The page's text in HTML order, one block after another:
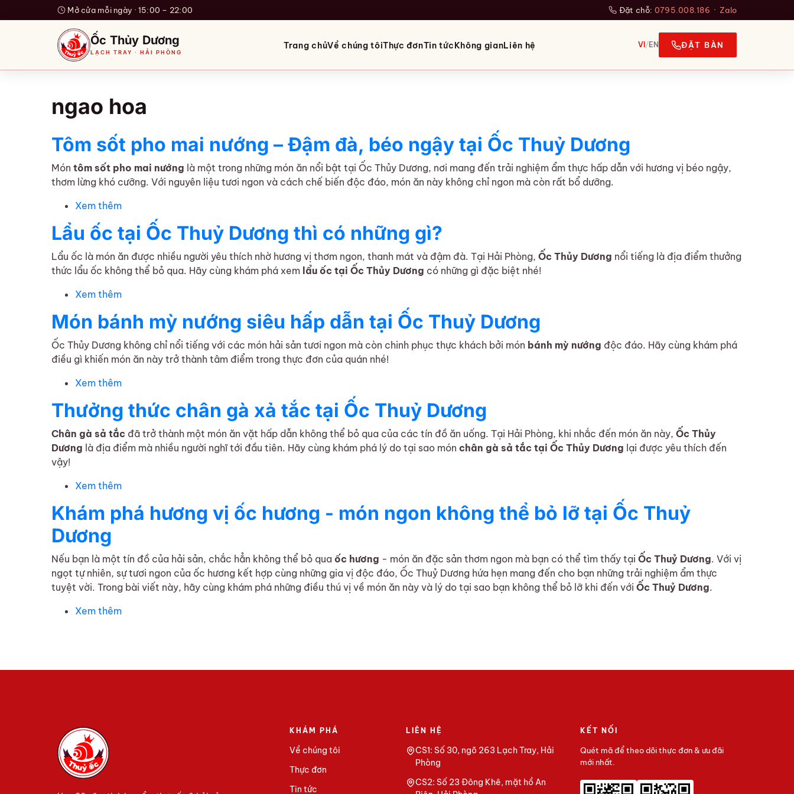
Mở cửa mỗi ngày · 15:00 – 22:00 Đặt chỗ: 0795.008.186 · Zalo
Ốc Thủy Dương
LẠCH TRAY · HẢI PHÒNG
Trang chủVề chúng tôiThực đơnTin tứcKhông gianLiên hệ VI /EN ĐẶT BÀN
ngao hoa
Tôm sốt pho mai nướng – Đậm đà, béo ngậy tại Ốc Thuỷ Dương
Món tôm sốt pho mai nướng là một trong những món ăn nổi bật tại Ốc Thủy Dương, nơi mang đến trải nghiệm ẩm thực hấp dẫn với hương vị béo ngậy,
thơm lừng khó cưỡng. Với nguyên liệu tươi ngon và cách chế biến độc đáo, món ăn này không chỉ ngon mà còn rất bổ dưỡng.
Xem thêm
Lẩu ốc tại Ốc Thuỷ Dương thì có những gì?
Lẩu ốc là món ăn được nhiều người yêu thích nhờ hương vị thơm ngon, thanh mát và đậm đà. Tại Hải Phòng, Ốc Thủy Dương nổi tiếng là địa điểm thưởng
thức lẩu ốc không thể bỏ qua. Hãy cùng khám phá xem lẩu ốc tại Ốc Thủy Dương có những gì đặc biệt nhé!
Xem thêm
Món bánh mỳ nướng siêu hấp dẫn tại Ốc Thuỷ Dương
Ốc Thủy Dương không chỉ nổi tiếng với các món hải sản tươi ngon mà còn chinh phục thực khách bởi món bánh mỳ nướng độc đáo. Hãy cùng khám phá
điều gì khiến món ăn này trở thành tâm điểm trong thực đơn của quán nhé!
Xem thêm
Thưởng thức chân gà xả tắc tại Ốc Thuỷ Dương
Chân gà sả tắc đã trở thành một món ăn vặt hấp dẫn không thể bỏ qua của các tín đồ ăn uống. Tại Hải Phòng, khi nhắc đến món ăn này, Ốc Thủy
Dương là địa điểm mà nhiều người nghĩ tới đầu tiên. Hãy cùng khám phá lý do tại sao món chân gà sả tắc tại Ốc Thủy Dương lại được yêu thích đến
vậy!
Xem thêm
Khám phá hương vị ốc hương - món ngon không thể bỏ lỡ tại Ốc Thuỷ
Dương
Nếu bạn là một tín đồ của hải sản, chắc hẳn không thể bỏ qua ốc hương - món ăn đặc sản thơm ngon mà bạn có thể tìm thấy tại Ốc Thuỷ Dương. Với vị
ngọt tự nhiên, sự tươi ngon của ốc hương kết hợp cùng những gia vị độc đáo, Ốc Thuỷ Dương hứa hẹn mang đến cho bạn những trải nghiệm ẩm thực
tuyệt vời. Trong bài viết này, hãy cùng khám phá những điều thú vị về món ăn này và lý do tại sao bạn không thể bỏ lỡ khi đến với Ốc Thuỷ Dương.
Xem thêm
KHÁM PHÁ
Về chúng tôi
Thực đơn
Tin tức
LIÊN HỆ
CS1: Số 30, ngõ 263 Lạch Tray, Hải
Phòng
CS2: Số 23 Đông Khê, mặt hồ An
KẾT NỐI
Quét mã để theo dõi thực đơn & ưu đãi
mới nhất.